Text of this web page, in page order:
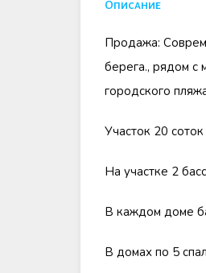
Описание
Продажа:
берега., рядом с
городского
Участок 20 соток
На участке 2
В каждом доме
В домах по 5